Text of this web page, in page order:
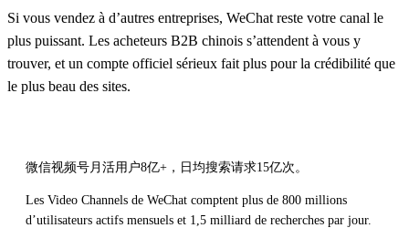
Si vous vendez à d’autres entreprises, WeChat reste votre canal le
plus puissant. Les acheteurs B2B chinois s’attendent à vous y
trouver, et un compte officiel sérieux fait plus pour la crédibilité que
le plus beau des sites.
微信视频号月活用户8亿+，日均搜索请求15亿次。
Les Video Channels de WeChat comptent plus de 800 millions
d’utilisateurs actifs mensuels et 1,5 milliard de recherches par jour.